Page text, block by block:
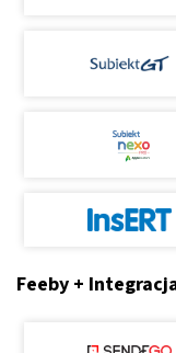
Feeby +